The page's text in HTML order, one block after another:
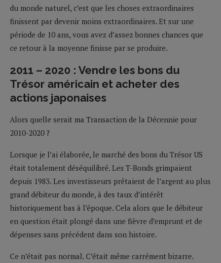
du monde naturel, c’est que les choses extraordinaires
finissent par devenir moins extraordinaires. Et sur une
période de 10 ans, vous avez d’assez bonnes chances que
ce retour à la moyenne finisse par se produire.
2011 – 2020 : Vendre les bons du
Trésor américain et acheter des
actions japonaises
Alors quelle serait ma Transaction de la Décennie pour
2010-2020 ?
Lorsque je l’ai élaborée, le marché des bons du Trésor US
était totalement déséquilibré. Les T-Bonds grimpaient
depuis 1983. Les investisseurs prêtaient de l’argent au plus
grand débiteur du monde, à des taux d’intérêt
historiquement bas à l’époque. Cela alors que le débiteur
en question était plongé dans une fièvre d’emprunt et de
dépenses sans précédent dans son histoire.
Ce n’était pas normal. C’était même carrément bizarre.